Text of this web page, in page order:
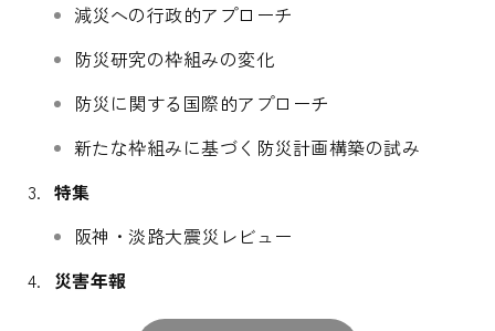
減災への行政的アプローチ
防災研究の枠組みの変化
防災に関する国際的アプローチ
新たな枠組みに基づく防災計画構築の試み
特集
阪神・淡路大震災レビュー
災害年報